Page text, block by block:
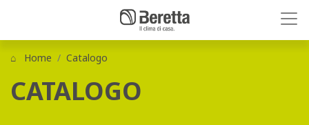
Home Catalogo
CATALOGO